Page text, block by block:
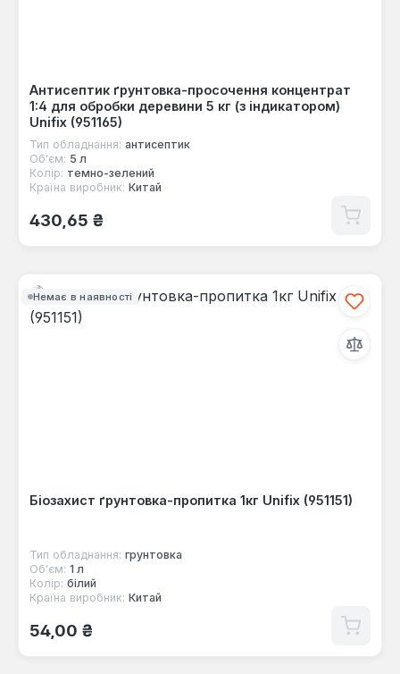
Антисептик ґрунтовка-просочення концентрат
1:4 для обробки деревини 5 кг (з індикатором)
Unifix (951165)
Тип обладнання: антисептик
Об'єм: 5 л
Колір: темно-зелений
Країна виробник: Китай
Звичайна ціна:
430,65 ₴
Немає в наявності
Біозахист ґрунтовка-пропитка 1кг Unifix (951151)
Тип обладнання: грунтовка
Об'єм: 1 л
Колір: білий
Країна виробник: Китай
Звичайна ціна:
54,00 ₴